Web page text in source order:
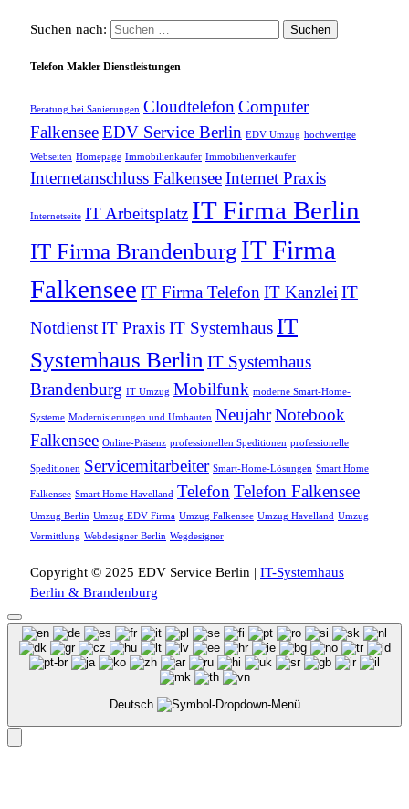
Suchen nach:
Telefon Makler Dienstleistungen
Beratung bei Sanierungen Cloudtelefon Computer
FalkenseeEDV Service Berlin EDV Umzug hochwertige
Webseiten Homepage Immobilienkäufer Immobilienverkäufer
Internetanschluss FalkenseeInternet Praxis
Internetseite IT Arbeitsplatz IT Firma Berlin
IT Firma Brandenburg IT Firma
Falkensee IT Firma Telefon IT Kanzlei IT
NotdienstIT PraxisIT Systemhaus IT
Systemhaus Berlin IT Systemhaus
Brandenburg IT Umzug Mobilfunk moderne Smart-Home-
Systeme Modernisierungen und Umbauten NeujahrNotebook
Falkensee Online-Präsenz professionellen Speditionen professionelle
Speditionen Servicemitarbeiter Smart-Home-Lösungen Smart Home
Falkensee Smart Home Havelland Telefon Telefon Falkensee
Umzug Berlin Umzug EDV Firma Umzug Falkensee Umzug Havelland Umzug
Vermittlung Webdesigner Berlin Wegdesigner
Copyright © 2025 EDV Service Berlin | IT-Systemhaus
Berlin & Brandenburg
Deutsch